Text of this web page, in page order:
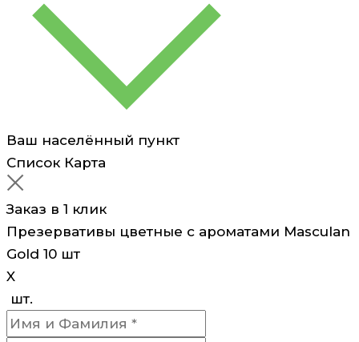
Ваш населённый пункт
Список Карта
Заказ в 1 клик
Презервативы цветные с ароматами Masculan
Gold 10 шт
X
шт.